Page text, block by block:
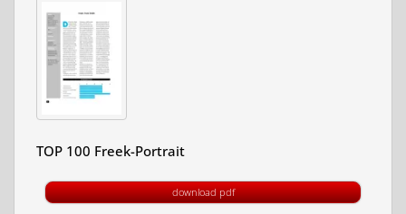
TOP 100 Freek-Portrait
download pdf